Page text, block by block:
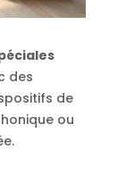
des
de
ou